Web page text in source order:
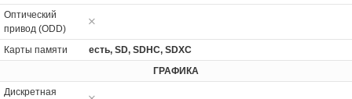
Оптический
привод (ODD)
Карты памяти
есть, SD, SDHC, SDXC
ГРАФИКА
Дискретная